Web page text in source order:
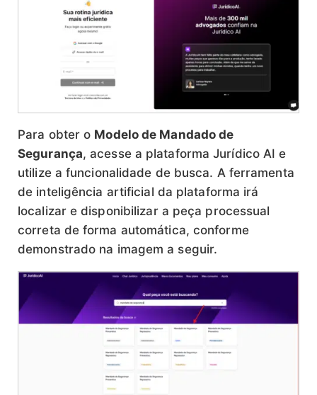
Para obter o Modelo de Mandado de
Segurança, acesse a plataforma Jurídico AI e
utilize a funcionalidade de busca. A ferramenta
de inteligência artificial da plataforma irá
localizar e disponibilizar a peça processual
correta de forma automática, conforme
demonstrado na imagem a seguir.